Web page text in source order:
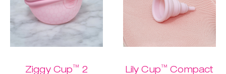
Ziggy Cup™ 2 Lily Cup™ Compact